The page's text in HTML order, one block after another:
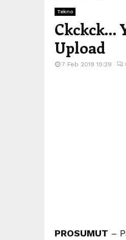
Tekno
Ckckck…
Upload
7 Feb 2019 10:29
PROSUMUT –